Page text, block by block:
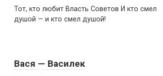
Тот, кто любит Власть Советов И кто смел
душой — и кто смел душой!
Вася — Василек